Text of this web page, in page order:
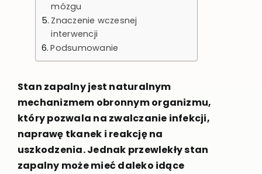
mózgu
Znaczenie wczesnej
interwencji
Podsumowanie
Stan zapalny jest naturalnym
mechanizmem obronnym organizmu,
który pozwala na zwalczanie infekcji,
naprawę tkanek i reakcję na
uszkodzenia. Jednak przewlekły stan
zapalny może mieć daleko idące